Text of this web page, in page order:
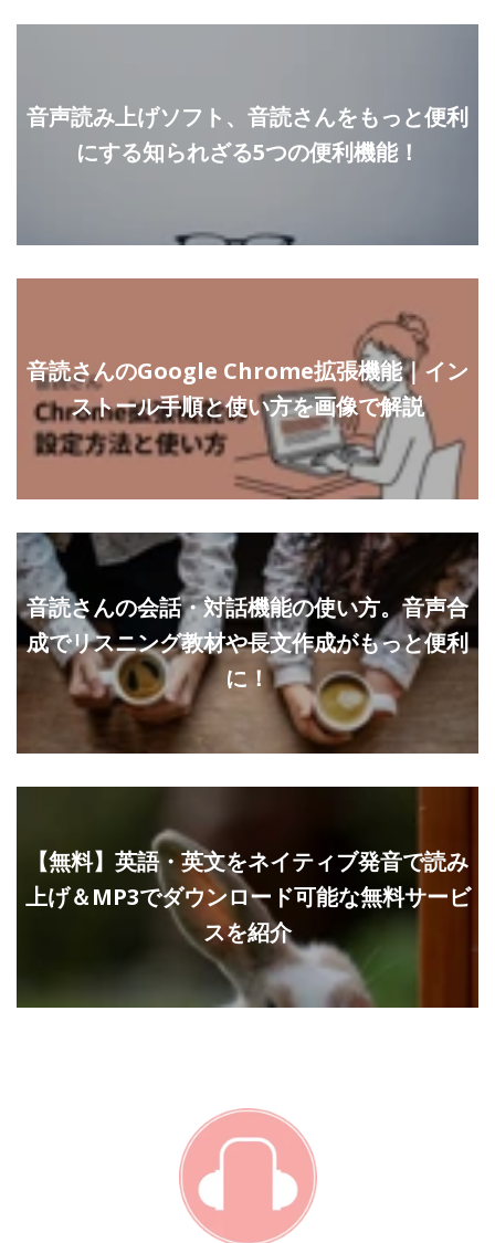
音声読み上げソフト、音読さんをもっと便利
にする知られざる5つの便利機能！
音読さんのGoogle Chrome拡張機能｜イン
ストール手順と使い方を画像で解説
音読さんの会話・対話機能の使い方。音声合
成でリスニング教材や長文作成がもっと便利
に！
【無料】英語・英文をネイティブ発音で読み
上げ＆MP3でダウンロード可能な無料サービ
スを紹介